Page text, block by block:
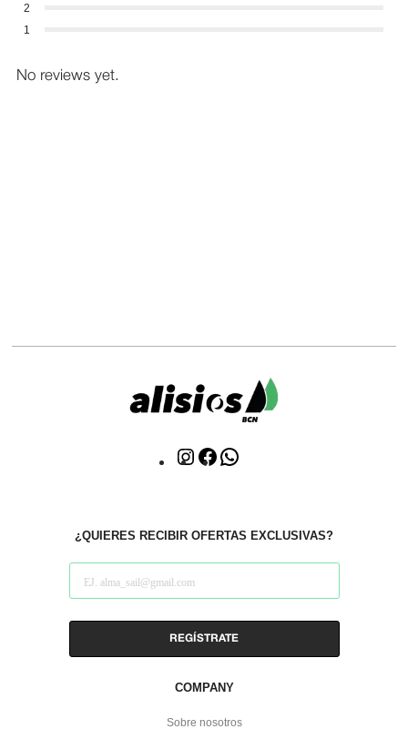
2
1
No reviews yet.
ClickClick
COMPANY
Sobre nosotros
¿QUIERES RECIBIR OFERTAS EXCLUSIVAS?